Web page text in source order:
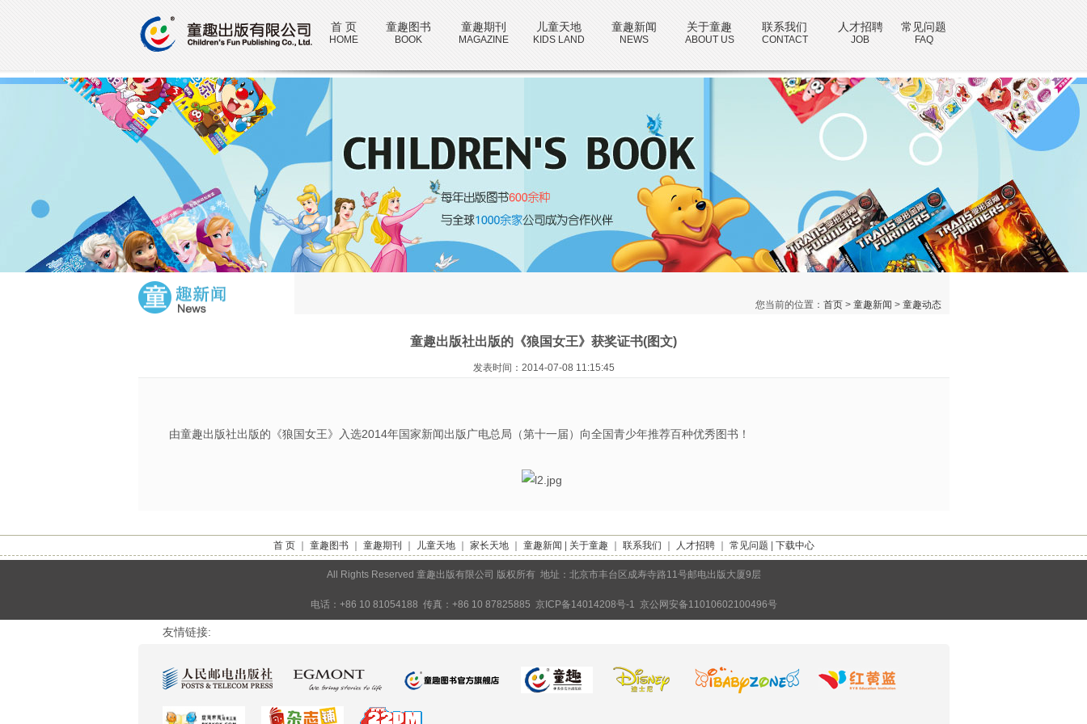
首 页
HOME
童趣图书
BOOK
童趣期刊
MAGAZINE
儿童天地
KIDS LAND
童趣新闻
NEWS
关于童趣
ABOUT US
联系我们
CONTACT
人才招聘
JOB
常见问题
FAQ
您当前的位置： 首页> 童趣新闻 > 童趣动态
童趣出版社出版的《狼国女王》获奖证书(图文)
发表时间：2014-07-08 11:15:45
由童趣出版社出版的《狼国女王》入选2014年国家新闻出版广电总局（第十一届）向全国青少年推荐百种优秀图书！
首 页｜ 童趣图书｜ 童趣期刊 儿童天地｜ 家长天地｜ 童趣新闻 关于童趣 联系我们 人才招聘｜ 常见问题 下载中心
All Rights Reserved 童趣出版有限公司 版权所有 地址：北京市丰台区成寿寺路11号邮电出版大厦9层
电话：+86 10 81054188 传真：+86 10 87825885 京ICP备14014208号-1 京公网安备11010602100496号
友情链接: